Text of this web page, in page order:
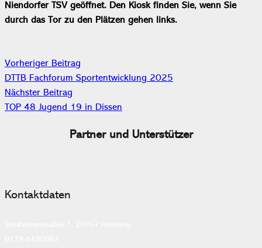
Niendorfer TSV geöffnet. Den Kiosk finden Sie, wenn Sie
durch das Tor zu den Plätzen gehen links.
Vorheriger Beitrag
DTTB Fachforum Sportentwicklung 2025
Nächster Beitrag
TOP 48 Jugend 19 in Dissen
Partner und Unterstützer
Kontaktdaten